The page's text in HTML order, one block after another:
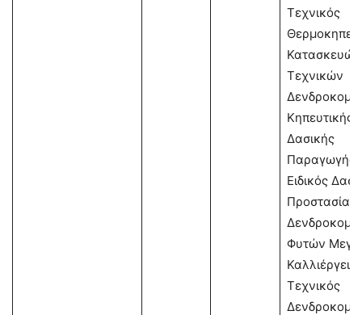
Τεχνικός
Τεχνικών
Κηπευτικής
Δασικής
Παραγωγής
Ειδικός
Προστασίας
Φυτών
Τεχνικός